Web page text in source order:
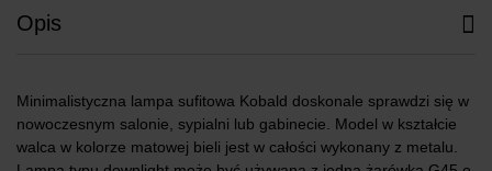
Opis
Minimalistyczna lampa sufitowa Kobald doskonale sprawdzi się w
nowoczesnym salonie, sypialni lub gabinecie. Model w kształcie
walca w kolorze matowej bieli jest w całości wykonany z metalu.